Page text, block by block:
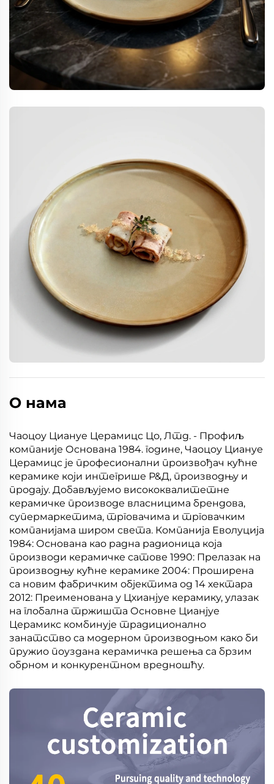
О нама
Чаоцоу Циануе Церамицс Цо, Лтд. - Профиљ
компаније Основана 1984. године, Чаоцоу Циануе
Церамицс је професионални произвођач кућне
керамике који интегрише Р&Д, производњу и
продају. Добављујемо висококвалитетне
керамичке производе власницима брендова,
супермаркетима, трговачима и трговачким
компанијама широм света. Компанија Еволуција
1984: Основана као радна радионица која
производи керамичке сатове 1990: Прелазак на
производњу кућне керамике 2004: Проширена
са новим фабричким објектима од 14 хектара
2012: Преименована у Цхианјуе керамику, улазак
на глобална тржишта Основне Цианјуе
Церамикс комбинује традиционално
занатство са модерном производњом како би
пружио поуздана керамичка решења са брзим
обрном и конкурентном вредношћу.